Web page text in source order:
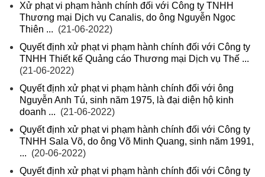
Xử phạt vi phạm hành chính đối với Công ty TNHH
Thương mại Dịch vụ Canalis, do ông Nguyễn Ngọc
Thiên ... (21-06-2022)
Quyết định xử phạt vi phạm hành chính đối với Công ty
TNHH Thiết kế Quảng cáo Thương mại Dịch vụ Thế ...
(21-06-2022)
Quyết định xử phạt vi phạm hành chính đối với ông
Nguyễn Anh Tú, sinh năm 1975, là đại diện hộ kinh
doanh ... (21-06-2022)
Quyết định xử phạt vi phạm hành chính đối với Công ty
TNHH Sala Võ, do ông Võ Minh Quang, sinh năm 1991,
... (20-06-2022)
Quyết định xử phạt vi phạm hành chính đối với Công ty